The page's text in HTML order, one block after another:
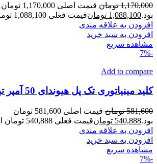
1,170,000 تومان
قیمت اصلی 1,170,000 تومان
بود.1,088,100 تومانقیمت فعلی 1,088,100 تومان است.
افزودن به علاقه مندی
افزودن به سبد خرید
مشاهده سریع
-7%
Add to compare
کلید مینیاتوری تک پل هیوندای 50 آمپر تیپ C
581,600 تومان
قیمت اصلی 581,600 تومان
بود.540,888 تومانقیمت فعلی 540,888 تومان است.
افزودن به علاقه مندی
افزودن به سبد خرید
مشاهده سریع
-7%